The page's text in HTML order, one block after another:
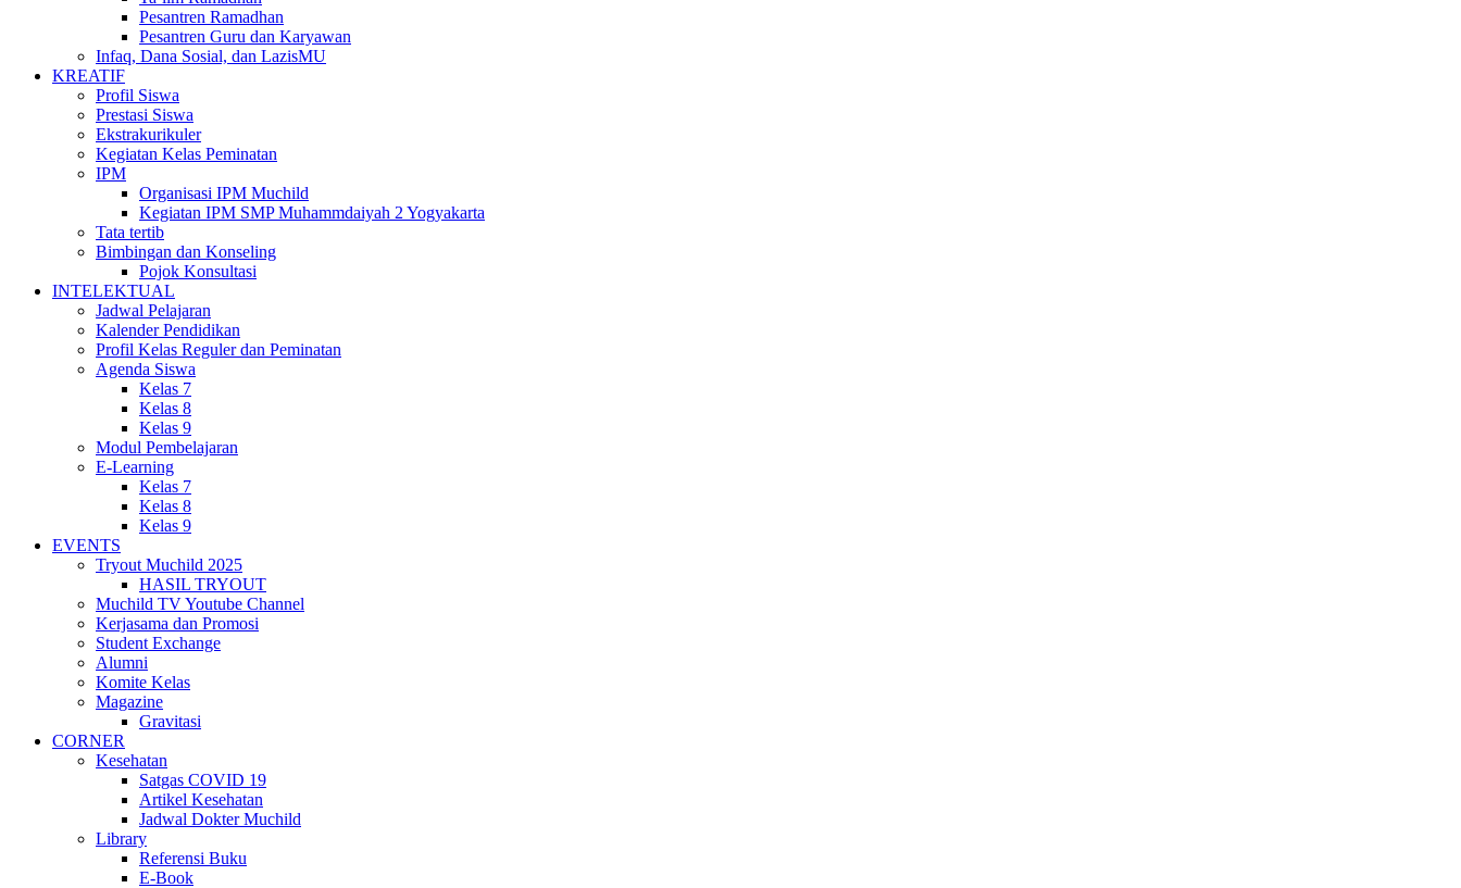
Pesantren Ramadhan
Pesantren Guru dan Karyawan
Infaq, Dana Sosial, dan LazisMU
KREATIF
Profil Siswa
Prestasi Siswa
Ekstrakurikuler
Kegiatan Kelas Peminatan
IPM
Organisasi IPM Muchild
Kegiatan IPM SMP Muhammdaiyah 2 Yogyakarta
Tata tertib
Bimbingan dan Konseling
Pojok Konsultasi
INTELEKTUAL
Jadwal Pelajaran
Kalender Pendidikan
Profil Kelas Reguler dan Peminatan
Agenda Siswa
Kelas 7
Kelas 8
Kelas 9
Modul Pembelajaran
E-Learning
Kelas 7
Kelas 8
Kelas 9
EVENTS
Tryout Muchild 2025
HASIL TRYOUT
Muchild TV Youtube Channel
Kerjasama dan Promosi
Student Exchange
Alumni
Komite Kelas
Magazine
Gravitasi
CORNER
Kesehatan
Satgas COVID 19
Artikel Kesehatan
Jadwal Dokter Muchild
Library
Referensi Buku
E-Book